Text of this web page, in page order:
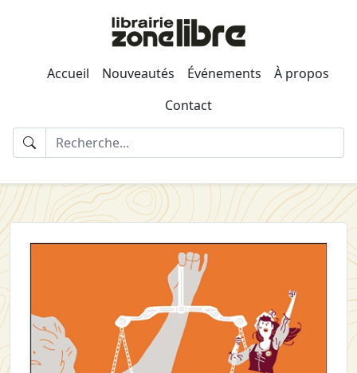
Accueil Nouveautés Événements
À propos
Contact